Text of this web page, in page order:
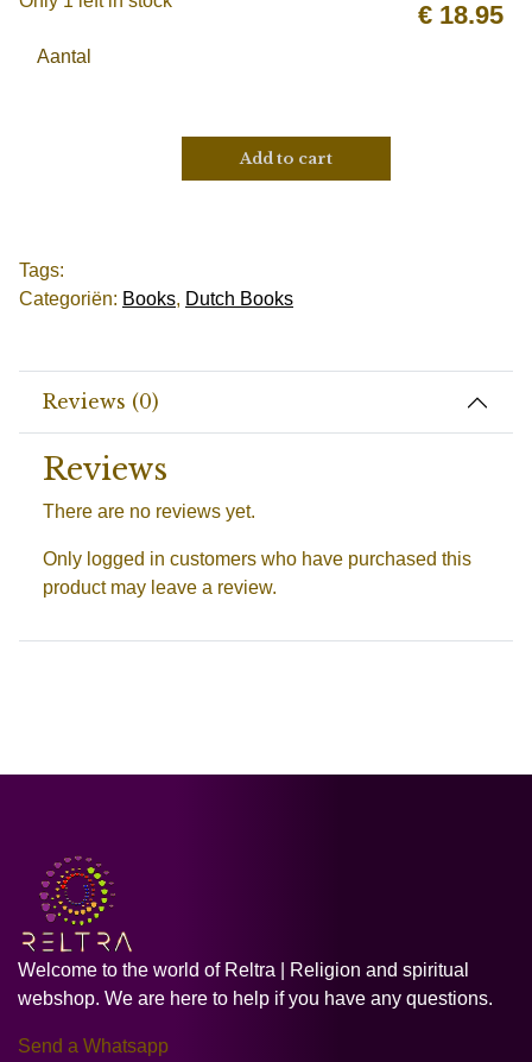
€ 18.95
Aantal
Add to cart
Tags:
Categoriën: Books, Dutch Books
Reviews (0)
Reviews
There are no reviews yet.
Only logged in customers who have purchased this
product may leave a review.
Welcome to the world of Reltra | Religion and spiritual
webshop. We are here to help if you have any questions.
Send a Whatsapp